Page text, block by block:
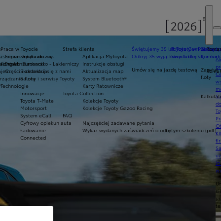
in
Świętujemy 35 lat Toyoty w Polsce
Odkryj 35 wyjątkowych ofert
Umów się na jazdę testową
Praca w Toyocie
Dołącz do nas
Kontakt
Skontaktuj się z nami
Salony i serwisy Toyoty
Technologie
Innowacje
Toyota T-Mate
Motorsport
System eCall
Cyfrowy opiekun auta
Ładowanie
Connected
Toyota Central
Skontaktuj się z
niższych rat
konsumencki
flotą
Komfort
Zapytaj
floty
Strefa klienta
Aplikacja MyToyota
Instrukcje obsługi
Aktualizacja map
System Bluetooth®
Karty Ratownicze
Toyota Collection
Kolekcje Toyoty
Kolekcje Toyoty Gazoo Racing
FAQ
Najczęściej zadawane pytania
Wykaz wydanych zaświadczeń o odbytym szkoleniu (pdf)
Serwis mechaniczny
Serwis Blacharsko - Lakierniczy
Części i akcesoria